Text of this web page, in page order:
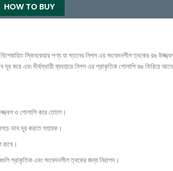
HOW TO BUY
স্কিনকেয়ার পণ্য যা স্তনের নিপল এর সংবেদনশীল ত্বকের রঙ
করে এবং দীর্ঘস্থায়ী ব্যবহারে নিপল এর প্রাকৃতিক গোলাপি রঙ ফিরিয়ে
ও গোলাপি করে তোলে।
ভাব দূর করতে সহায়ক।
প্রাকৃতিক এবং সংবেদনশীল ত্বকের জন্য নিরাপদ।